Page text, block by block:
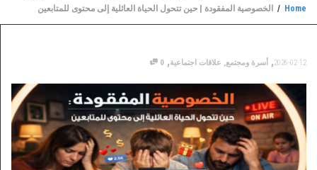
Home الخصوصية المفقودة | حين تتحول الحياة العائلية إلى محتوى للمتابعين
2026-02-12
, أسرة ومجتمع, علاقات اجتماعية,
0